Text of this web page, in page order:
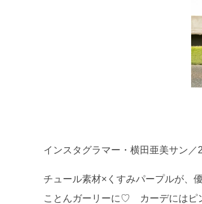
インスタグラマー・横田亜美サン／
チュール素材×くすみパープルが、
ことんガーリーに♡ カーデにはピ